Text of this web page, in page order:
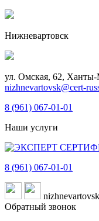
Нижневартовск
ул. Омская, 62,
nizhnevartovsk@cert-
8 (961) 067-01-01
Наши услуги
8 (961) 067-01-01
Обратный звонок